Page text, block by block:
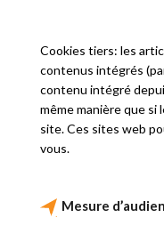
Cookies tiers: les
contenus intégrés
contenu intégré
même manière que
site. Ces sites web
vous.
Mesure